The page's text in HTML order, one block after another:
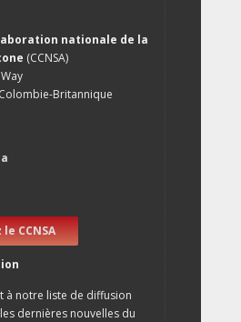
nationale de la
(CCNSA)
Britannique
CCNSA
à notre liste de diffusion
dernières nouvelles du